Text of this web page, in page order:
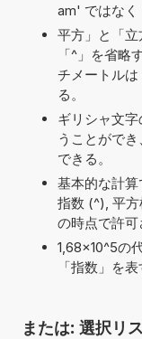
am' ではなく
平方」と「
「^」を省略
チメートル
る。
ギリシャ文
うことがで
できる。
基本的な計
指数 (^), 平
の時点で許
1,68×10^5の
「指数」を表
または: 選択リ